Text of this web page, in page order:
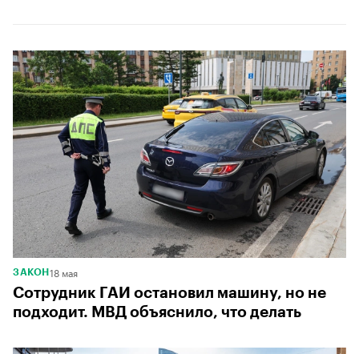
00:00 / 00:00
ЗАКОН 18 мая
Сотрудник ГАИ остановил машину, но не
подходит. МВД объяснило, что делать